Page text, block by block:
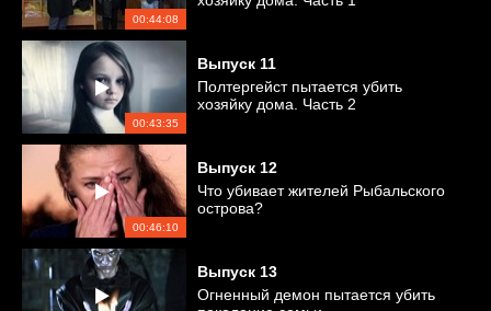
00:44:08
00:43:35
Выпуск 11
Полтергейст пытается убить
хозяйку дома. Часть 2
00:46:10
Выпуск 12
Что убивает жителей Рыбальского
острова?
Выпуск 13
Огненный демон пытается убить